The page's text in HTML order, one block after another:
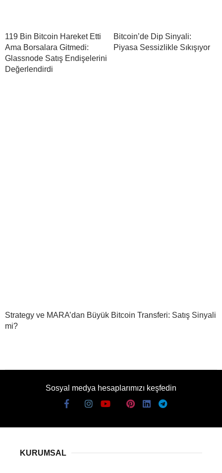
119 Bin Bitcoin Hareket Etti
Ama Borsalara Gitmedi:
Glassnode Satış Endişelerini
Değerlendirdi
Bitcoin’de Dip Sinyali:
Piyasa Sessizlikle Sıkışıyor
Strategy ve MARA’dan Büyük Bitcoin Transferi: Satış Sinyali
mi?
Sosyal medya hesaplarımızı keşfedin
KURUMSAL